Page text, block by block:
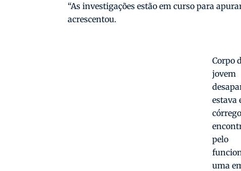
“As investigações estão em curso para
acrescentou.
Corpo
jovem
estava
pelo
uma